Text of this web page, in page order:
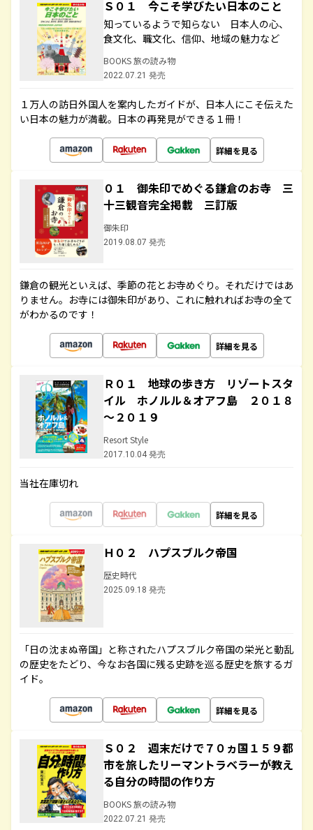
Ｓ０１ 今こそ学びたい日本のこと
知っているようで知らない 日本人の心、
食文化、職文化、信仰、地域の魅力など
BOOKS 旅の読み物
2022.07.21 発売
１万人の訪日外国人を案内したガイドが、日本人にこそ伝えた
い日本の魅力が満載。日本の再発見ができる１冊！
詳細を見る
０１ 御朱印でめぐる鎌倉のお寺 三
十三観音完全掲載 三訂版
御朱印
2019.08.07 発売
鎌倉の観光といえば、季節の花とお寺めぐり。それだけではあ
りません。お寺には御朱印があり、これに触れればお寺の全て
がわかるのです！
詳細を見る
Ｒ０１ 地球の歩き方 リゾートスタ
イル ホノルル＆オアフ島 ２０１８
～２０１９
Resort Style
2017.10.04 発売
当社在庫切れ
詳細を見る
Ｈ０２ ハプスブルク帝国
歴史時代
2025.09.18 発売
「日の沈まぬ帝国」と称されたハプスブルク帝国の栄光と動乱
の歴史をたどり、今なお各国に残る史跡を巡る歴史を旅するガ
イド。
詳細を見る
Ｓ０２ 週末だけで７０ヵ国１５９都
市を旅したリーマントラベラーが教え
る自分の時間の作り方
BOOKS 旅の読み物
2022.07.21 発売